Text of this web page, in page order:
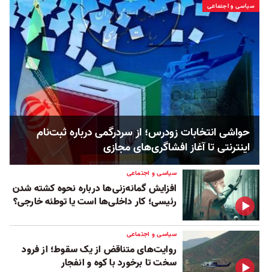
سیاسی و اجتماعی
حواشی انتخابات زودرس؛ از سردرگمی درباره ثبت‌نام
اینترنتی تا آغاز افشاگری‌های مجازی
سیاسی و اجتماعی
افزایش گمانه‌زنی‌ها درباره نحوه کشته شدن
رئیسی؛ کار داخلی‌ها است یا تو‌طئه خارجی؟
سیاسی و اجتماعی
روایت‌های متناقض از یک سقوط؛ از فرود
سخت تا برخورد با کوه و انفجار